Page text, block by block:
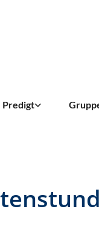
Predigt